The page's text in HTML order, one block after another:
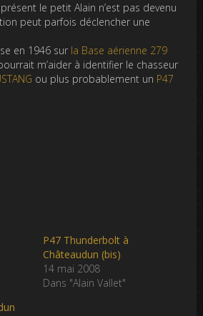
le petit Alain n’est pas devenu
peut parfois déclencher une
en 1946 sur la Base aérienne 279
m’aider à identifier le chasseur
ou plus probablement un P47
P47 Thunderbolt à
Châteaudun (bis)
14 mai 2008
Dans "Alain Vallet"